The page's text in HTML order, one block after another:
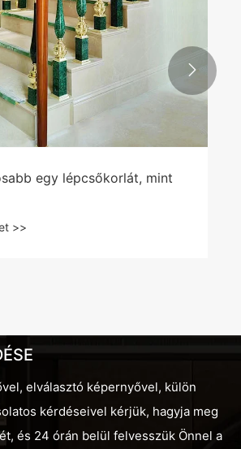
egy lépcsőkorlát, mint
>>

elválasztó képernyővel, külön
kérdéseivel kérjük, hagyja meg
és 24 órán belül felvesszük Önnel a